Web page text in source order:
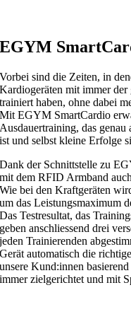
EGYM
Vorbei sind die Zeiten, in
Kardiogeräten mit immer
trainiert haben, ohne dabei
Mit EGYM SmartCardio
Ausdauertraining, das
ist und selbst kleine Erfolge
Dank der Schnittstelle zu
mit dem RFID Armband
Wie bei den Kraftgeräten
um das Leistungsmaximum
Das Testresultat, das
geben anschliessend drei
jeden Trainierenden
Gerät automatisch die
unsere Kund:innen
immer zielgerichtet und mit